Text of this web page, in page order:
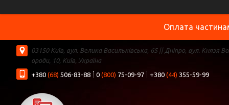
Оплата
03150 Київ, вул. Велика Васильківська, 65 || Дніпро, вул. Князя
ороди, 10, Київ, Україна
+380 (68) 506-83-88 0 (800) 75-09-97 +380 (44) 355-59-99